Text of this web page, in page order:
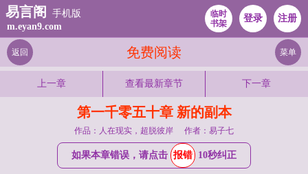
易言阁
手机版
m.eyan9.com
临时
书架
登录 注册
免费阅读
返回 菜单
上一章 查看最新章节 下一章
第一千零五十章 新的副本
作品：人在现实，超脱彼岸 作者：易子七
如果本章错误，请点击 报错 10秒纠正